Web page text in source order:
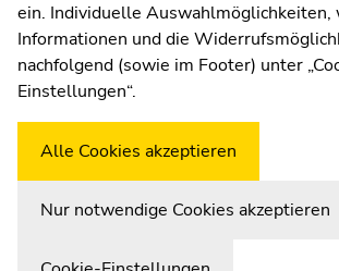
WetterstationUni Graz
ein. Individuelle Auswahlmöglichkeiten,
Informationen und die
nachfolgend (sowie im Footer) unter
Einstellungen“.
Alle Cookies akzeptieren
Nur notwendige Cookies akzeptieren